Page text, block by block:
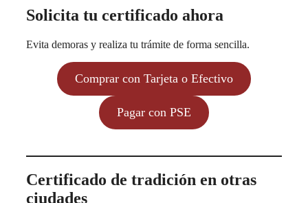
Solicita tu certificado ahora
Evita demoras y realiza tu trámite de forma sencilla.
Comprar con Tarjeta o Efectivo
Pagar con PSE
Certificado de tradición en otras
ciudades